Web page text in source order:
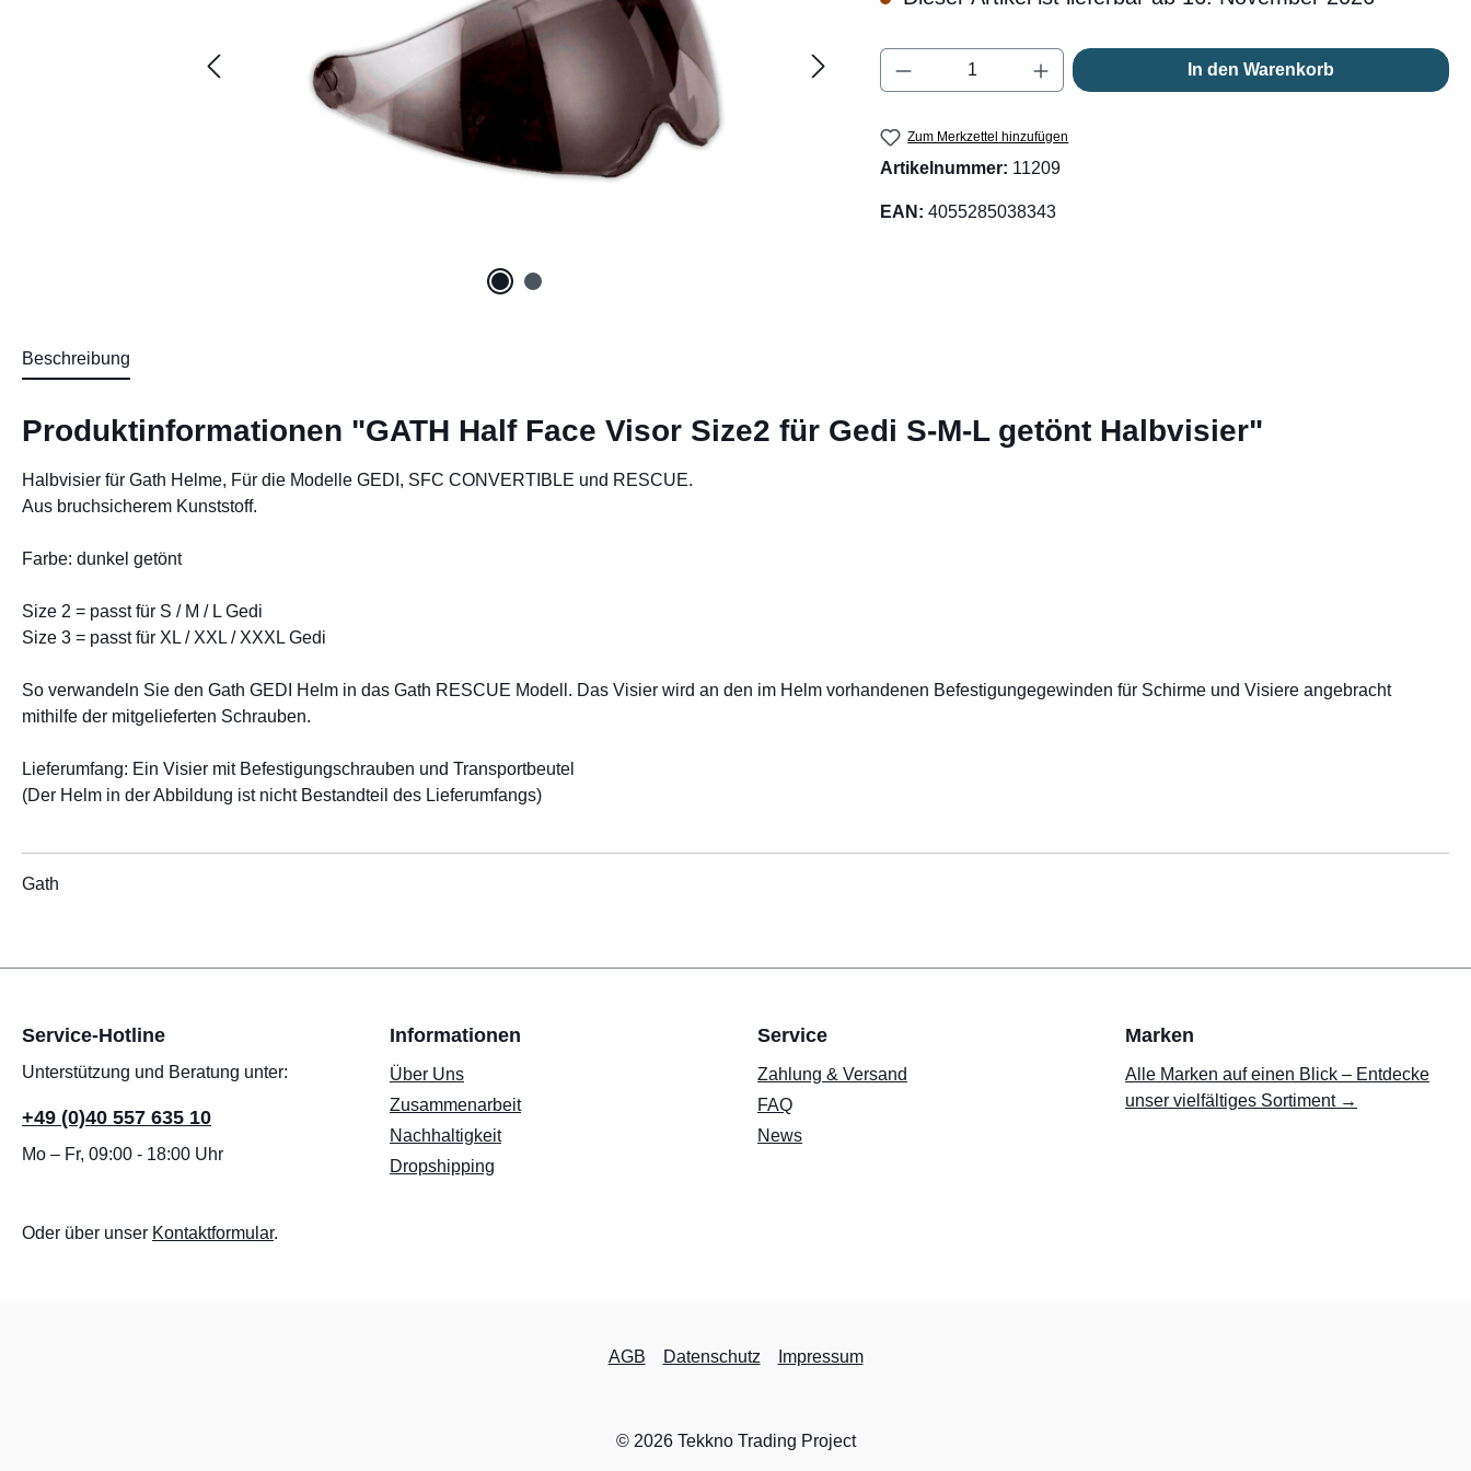
Produkt Anzahl: Gib den gewünschten Wert ein
In den Warenkorb
Zum Merkzettel hinzufügen
Artikelnummer: 11209
EAN: 4055285038343
Beschreibung
Produktinformationen "GATH Half Face Visor Size2 für Gedi S-M-L getönt Halbvisier"
Halbvisier für Gath Helme, Für die Modelle GEDI, SFC CONVERTIBLE und RESCUE.
Aus bruchsicherem Kunststoff.
Farbe: dunkel getönt
Size 2 = passt für S / M / L Gedi
Size 3 = passt für XL / XXL / XXXL Gedi
So verwandeln Sie den Gath GEDI Helm in das Gath RESCUE Modell. Das Visier wird an den im Helm vorhandenen Befestigungegewinden für Schirme und Visiere angebracht
mithilfe der mitgelieferten Schrauben.
Lieferumfang: Ein Visier mit Befestigungschrauben und Transportbeutel
(Der Helm in der Abbildung ist nicht Bestandteil des Lieferumfangs)
Gath
Service-Hotline
Unterstützung und Beratung unter:
+49 (0)40 557 635 10
Mo – Fr, 09:00 - 18:00 Uhr
Oder über unser Kontaktformular.
Informationen
Über Uns
Zusammenarbeit
Nachhaltigkeit
Dropshipping
Service
Zahlung & Versand
FAQ
News
Marken
Alle Marken auf einen Blick – Entdecke
unser vielfältiges Sortiment →
AGB Datenschutz Impressum
© 2026 Tekkno Trading Project